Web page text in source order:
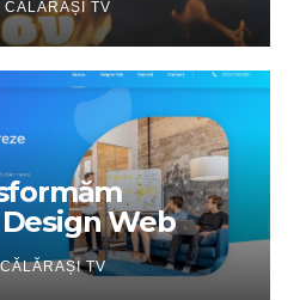
CĂLĂRAȘI TV
Web
tău
TV